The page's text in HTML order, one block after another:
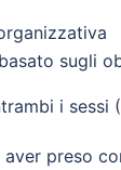
sugli
i sessi
preso